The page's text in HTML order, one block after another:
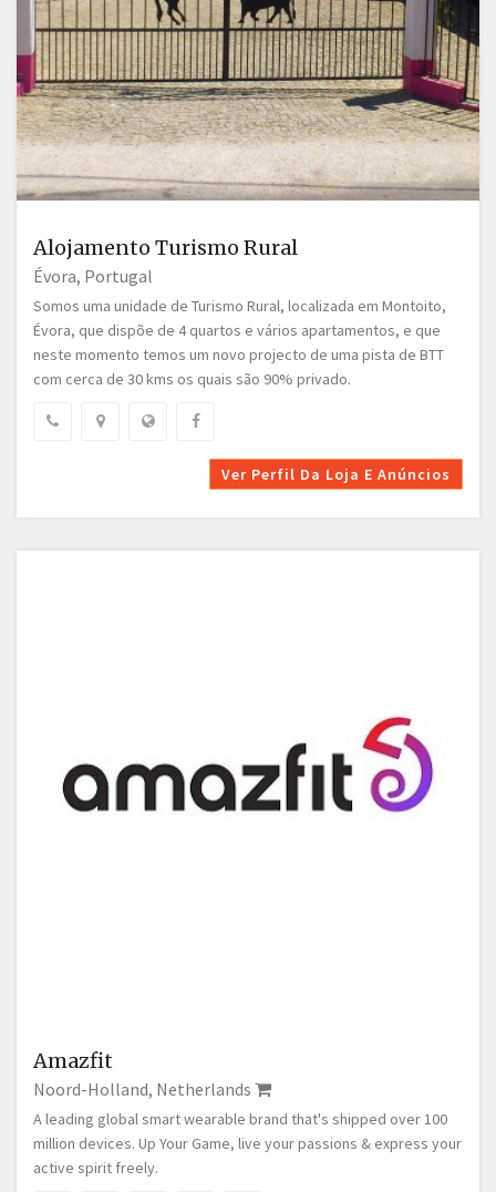
Alojamento Turismo Rural
Évora, Portugal
Somos uma unidade de Turismo Rural, localizada em Montoito,
Évora, que dispõe de 4 quartos e vários apartamentos, e que
neste momento temos um novo projecto de uma pista de BTT
com cerca de 30 kms os quais são 90% privado.
Ver Perfil Da Loja E Anúncios
Amazfit
Noord-Holland, Netherlands
A leading global smart wearable brand that's shipped over 100
million devices. Up Your Game, live your passions & express your
active spirit freely.